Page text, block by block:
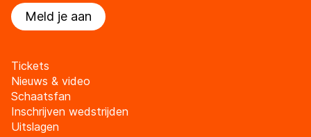
Meld je aan
Tickets
Nieuws & video
Schaatsfan
Inschrijven wedstrijden
Uitslagen